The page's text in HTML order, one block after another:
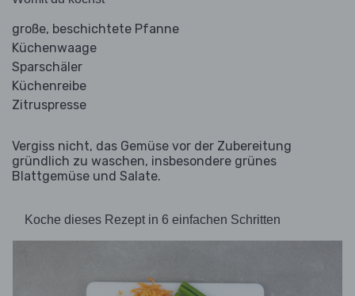
große, beschichtete Pfanne
Küchenwaage
Sparschäler
Küchenreibe
Zitruspresse
Vergiss nicht, das Gemüse vor der Zubereitung
gründlich zu waschen, insbesondere grünes
Blattgemüse und Salate.
Koche dieses Rezept in 6 einfachen Schritten